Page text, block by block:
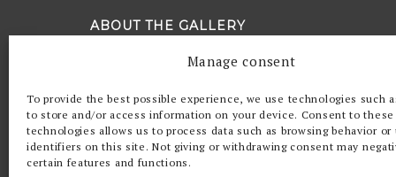
Manage consent
To provide the best possible experience, we use technologies such
to store and/or access information on your device. Consent to these
technologies allows us to process data such as browsing behavior or
identifiers on this site. Not giving or withdrawing consent may
certain features and functions.
ABOUT THE GALLERY
Quintessence (from Latin quinta essentia,
essence”) is the ethereal substance of
fifth and most perfect element (alongside
and air). The “Kwintesencja” Gallery was
and a need to engage with beauty and art.